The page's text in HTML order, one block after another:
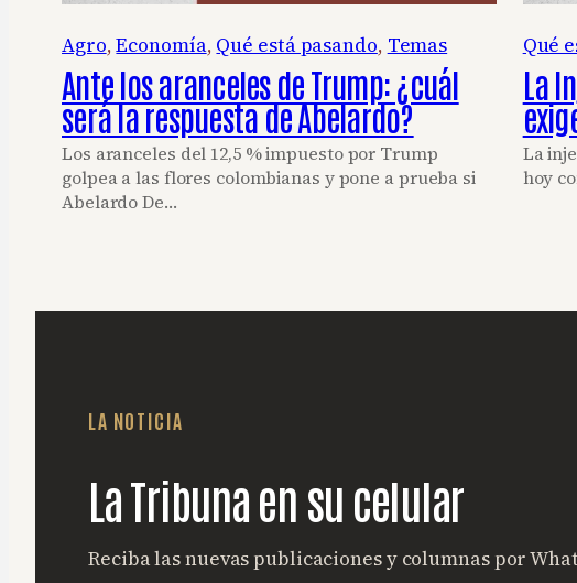
Agro, Economía, Qué está pasando, Temas
Ante los aranceles de Trump: ¿cuál
será la respuesta de Abelardo?
Los aranceles del 12,5 % impuesto por Trump
golpea a las flores colombianas y pone a prueba si
Abelardo De…
Qué
La
La
hoy
LA NOTICIA
La Tribuna en su celular
Reciba las nuevas publicaciones y columnas por